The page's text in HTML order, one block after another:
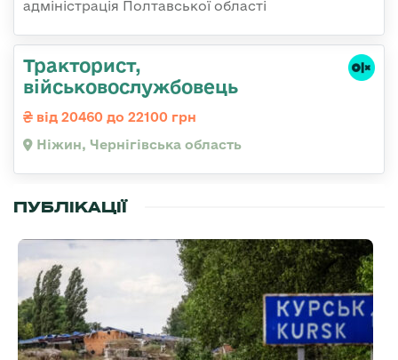
адміністрація Полтавської області
Тракторист,
військовослужбовець
від 20460 до 22100 грн
Ніжин, Чернігівська область
ПУБЛІКАЦІЇ